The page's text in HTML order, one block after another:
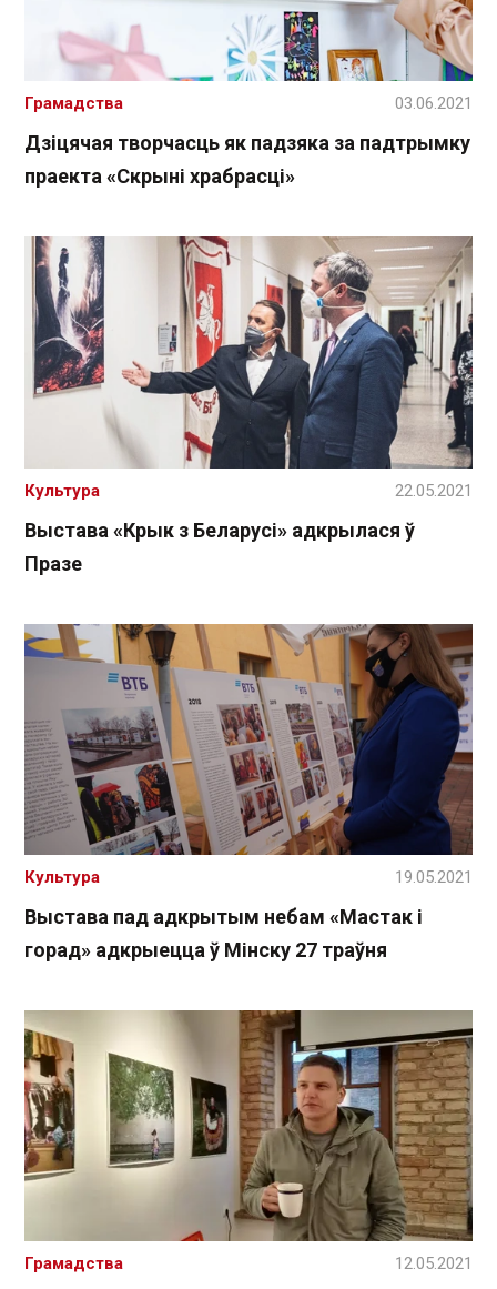
Дзіцячая творчасць як падзяка за падтрымку
праекта «Скрыні храбрасці»
Грамадства 03.06.2021
Выстава «Крык з Беларусі» адкрылася ў
Празе
Культура 22.05.2021
Выстава пад адкрытым небам «Мастак і
горад» адкрыецца ў Мінску 27 траўня
Культура 19.05.2021
Грамадства 12.05.2021